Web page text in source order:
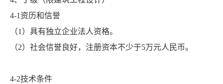
4-1资历和信誉
（1）具有独立企业法人资格。
（2）社会信誉良好，注册资本不少于5万元人民币。
4-2技术条件